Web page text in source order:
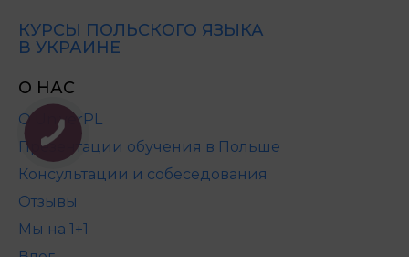
КУРСЫ ПОЛЬСКОГО ЯЗЫКА
В УКРАИНЕ
О НАС
О UniverPL
Презентации обучения в Польше
Консультации и собеседования
Отзывы
Мы на 1+1